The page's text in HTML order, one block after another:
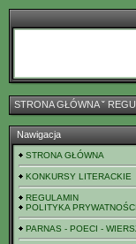
STRONA GŁÓWNAˇ
Nawigacja
STRONA GŁÓWNA
KONKURSY LITERACKIE
REGULAMIN
POLITYKA PRYWATNOŚCI
PARNAS - POECI -